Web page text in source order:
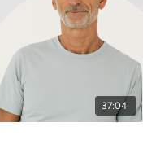
37:04